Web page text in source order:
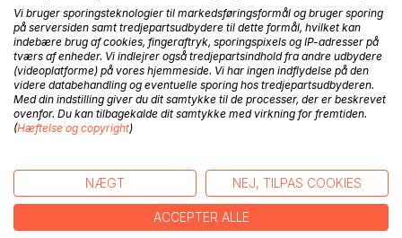
NY
Vi bruger sporingsteknologier til markedsføringsformål og bruger sporing
på serversiden samt tredjepartsudbydere til dette formål, hvilket kan
indebære brug af cookies, fingeraftryk, sporingspixels og IP-adresser på
tværs af enheder. Vi indlejrer også tredjepartsindhold fra andre udbydere
(videoplatforme) på vores hjemmeside. Vi har ingen indflydelse på den
videre databehandling og eventuelle sporing hos tredjepartsudbyderen.
Med din indstilling giver du dit samtykke til de processer, der er beskrevet
ovenfor. Du kan tilbagekalde dit samtykke med virkning for fremtiden.
(Hæftelse og copyright)
NÆGT NEJ, TILPAS COOKIES
ACCEPTER ALLE